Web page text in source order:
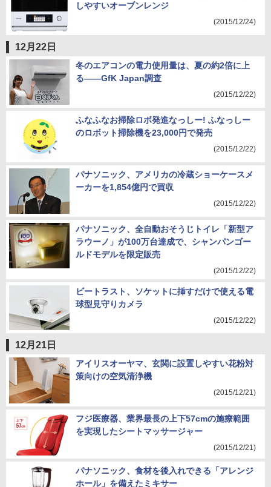
しやすいオーブンレンジ
(2015/12/24)
12月22日
冬のエアコンの電力使用量は、夏の約2倍に上
る――GfK Japan調査
(2015/12/22)
ふなふなお掃除ロボ発進なっしー! ふなっしー
のロボット掃除機を23,000円で発売
(2015/12/22)
パナソニック、アメリカの冷蔵ショーケースメ
ーカーを1,854億円で買収
(2015/12/22)
パナソニック、全自動おそうじトイレ「新型ア
ラウーノ」が100万台達成で、シャンパンゴー
ルドモデルを限定販売
(2015/12/22)
ビートラスト、ソケットに挿すだけで使える電
球型見守りカメラ
(2015/12/22)
12月21日
アイリスオーヤマ、玄関に設置しやすい花粉対
策向けの空気清浄機
(2015/12/21)
フジ医療器、業界最長の上下57cmの施療範囲
を実現したシートマッサージャー
(2015/12/21)
パナソニック、食材を後入れできる「アレンジ
ホール」を備えたミキサー